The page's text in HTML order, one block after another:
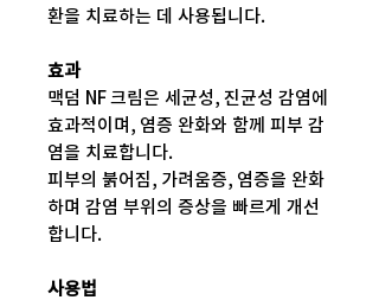
환을 치료하는 데 사용됩니다.
효과
맥덤 NF 크림은 세균성, 진균성 감염에
효과적이며, 염증 완화와 함께 피부 감
염을 치료합니다.
피부의 붉어짐, 가려움증, 염증을 완화
하며 감염 부위의 증상을 빠르게 개선
합니다.
사용법